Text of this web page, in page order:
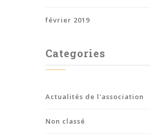
février 2019
Categories
Actualités de l'association
Non classé